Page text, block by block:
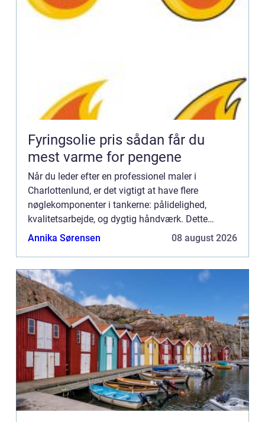
Fyringsolie pris sådan får du
mest varme for pengene
Når du leder efter en professionel maler i
Charlottenlund, er det vigtigt at have flere
nøglekomponenter i tankerne: pålidelighed,
kvalitetsarbejde, og dygtig håndværk. Dette
charmerende område, berømt for sine historiske
Annika Sørensen 08 august 2026